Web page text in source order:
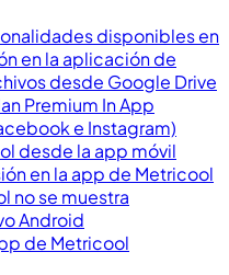
disponibles en
en la aplicación de
desde Google Drive
Premium In App
e Instagram)
desde la app móvil
en la app de Metricool
no se muestra
Android
de Metricool